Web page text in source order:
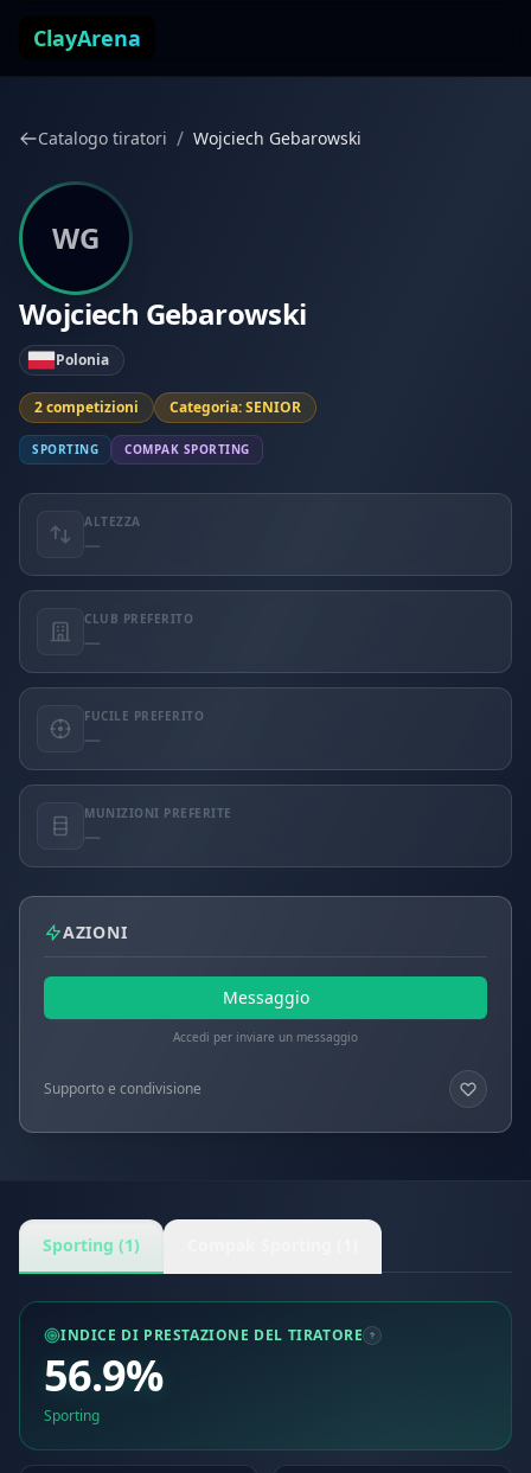
ClayArena
Catalogo tiratori / Wojciech Gebarowski
WG
Wojciech Gebarowski
Polonia
2 competizioni Categoria: SENIOR
SPORTING COMPAK SPORTING
ALTEZZA
—
CLUB PREFERITO
—
FUCILE PREFERITO
—
MUNIZIONI PREFERITE
—
AZIONI
Messaggio
Accedi per inviare un messaggio
Supporto e condivisione
Sporting (1)
INDICE DI PRESTAZIONE DEL TIRATORE
56.9%
Sporting